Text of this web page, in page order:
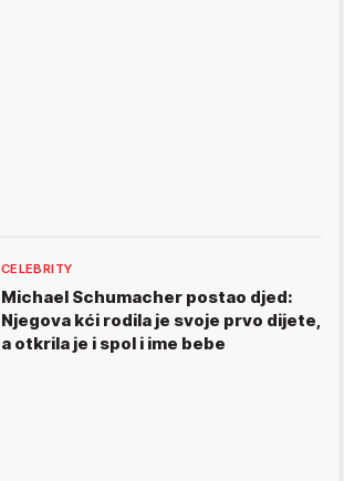
CELEBRITY
Michael Schumacher postao djed:
Njegova kći rodila je svoje prvo dijete,
a otkrila je i spol i ime bebe